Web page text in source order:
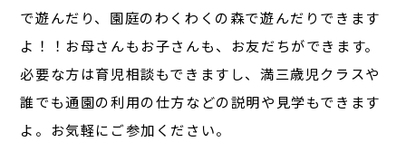
で遊んだり、園庭のわくわくの森で遊んだりできます
よ！！お母さんもお子さんも、お友だちができます。
必要な方は育児相談もできますし、満三歳児クラスや
誰でも通園の利用の仕方などの説明や見学もできます
よ。お気軽にご参加ください。